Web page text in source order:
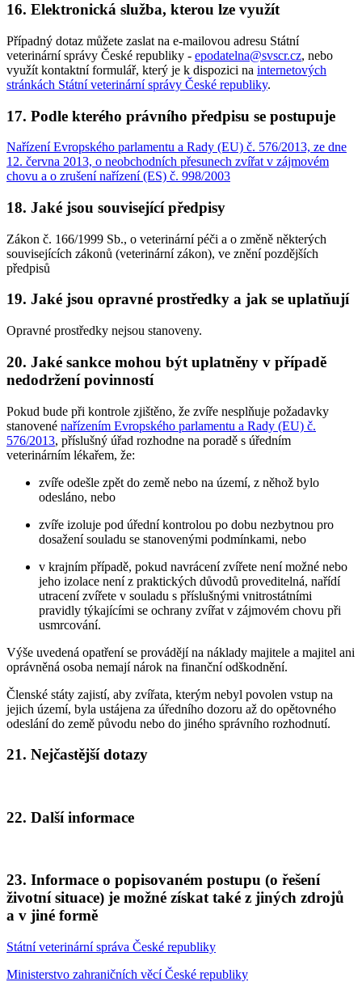
16. Elektronická služba, kterou lze využít
Případný dotaz můžete zaslat na e-mailovou adresu Státní
veterinární správy České republiky - epodatelna@svscr.cz, nebo
využít kontaktní formulář, který je k dispozici na internetových
stránkách Státní veterinární správy České republiky.
17. Podle kterého právního předpisu se postupuje
Nařízení Evropského parlamentu a Rady (EU) č. 576/2013, ze dne
12. června 2013, o neobchodních přesunech zvířat v zájmovém
chovu a o zrušení nařízení (ES) č. 998/2003
18. Jaké jsou související předpisy
Zákon č. 166/1999 Sb., o veterinární péči a o změně některých
souvisejících zákonů (veterinární zákon), ve znění pozdějších
předpisů
19. Jaké jsou opravné prostředky a jak se uplatňují
Opravné prostředky nejsou stanoveny.
20. Jaké sankce mohou být uplatněny v případě
nedodržení povinností
Pokud bude při kontrole zjištěno, že zvíře nesplňuje požadavky
stanovené nařízením Evropského parlamentu a Rady (EU) č.
576/2013, příslušný úřad rozhodne na poradě s úředním
veterinárním lékařem, že:
zvíře odešle zpět do země nebo na území, z něhož bylo
odesláno, nebo
zvíře izoluje pod úřední kontrolou po dobu nezbytnou pro
dosažení souladu se stanovenými podmínkami, nebo
v krajním případě, pokud navrácení zvířete není možné nebo
jeho izolace není z praktických důvodů proveditelná, nařídí
utracení zvířete v souladu s příslušnými vnitrostátními
pravidly týkajícími se ochrany zvířat v zájmovém chovu při
usmrcování.
Výše uvedená opatření se provádějí na náklady majitele a majitel ani
oprávněná osoba nemají nárok na finanční odškodnění.
Členské státy zajistí, aby zvířata, kterým nebyl povolen vstup na
jejich území, byla ustájena za úředního dozoru až do opětovného
odeslání do země původu nebo do jiného správního rozhodnutí.
21. Nejčastější dotazy
22. Další informace
23. Informace o popisovaném postupu (o řešení
životní situace) je možné získat také z jiných zdrojů
a v jiné formě
Státní veterinární správa České republiky
Ministerstvo zahraničních věcí České republiky